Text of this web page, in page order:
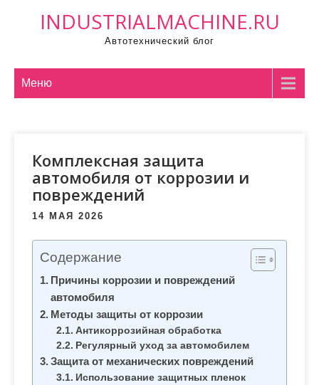
INDUSTRIALMACHINE.RU
Автотехнический блог
Меню
Комплексная защита
автомобиля от коррозии и
повреждений
14 МАЯ 2026
Содержание
Причины коррозии и повреждений
автомобиля
Методы защиты от коррозии
Антикоррозийная обработка
Регулярный уход за автомобилем
Защита от механических повреждений
Использование защитных пленок